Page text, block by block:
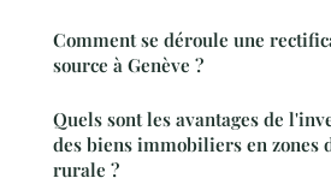
Comment se déroule une
source à Genève ?
Quels sont les avantages de
des biens immobiliers en zones
rurale ?